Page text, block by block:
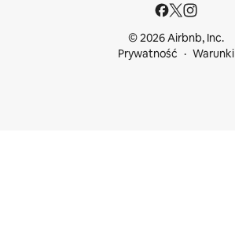
© 2026 Airbnb, Inc.
Prywatność
Warunki